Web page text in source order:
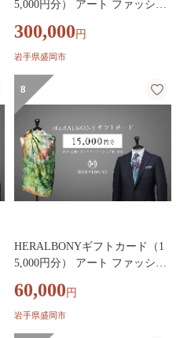
5,000円分） アート ファッショ
ゼント お祝い 贈答人気 おすす
め 岩手県 盛岡市 岩手 盛岡 株
300,000 円
岩手県盛岡市
8
HERALBONYギフトカード（1
5,000円分） アート ファッショ
ゼント お祝い 贈答人気 おすす
め 岩手県 盛岡市 岩手 盛岡 株
60,000 円
岩手県盛岡市